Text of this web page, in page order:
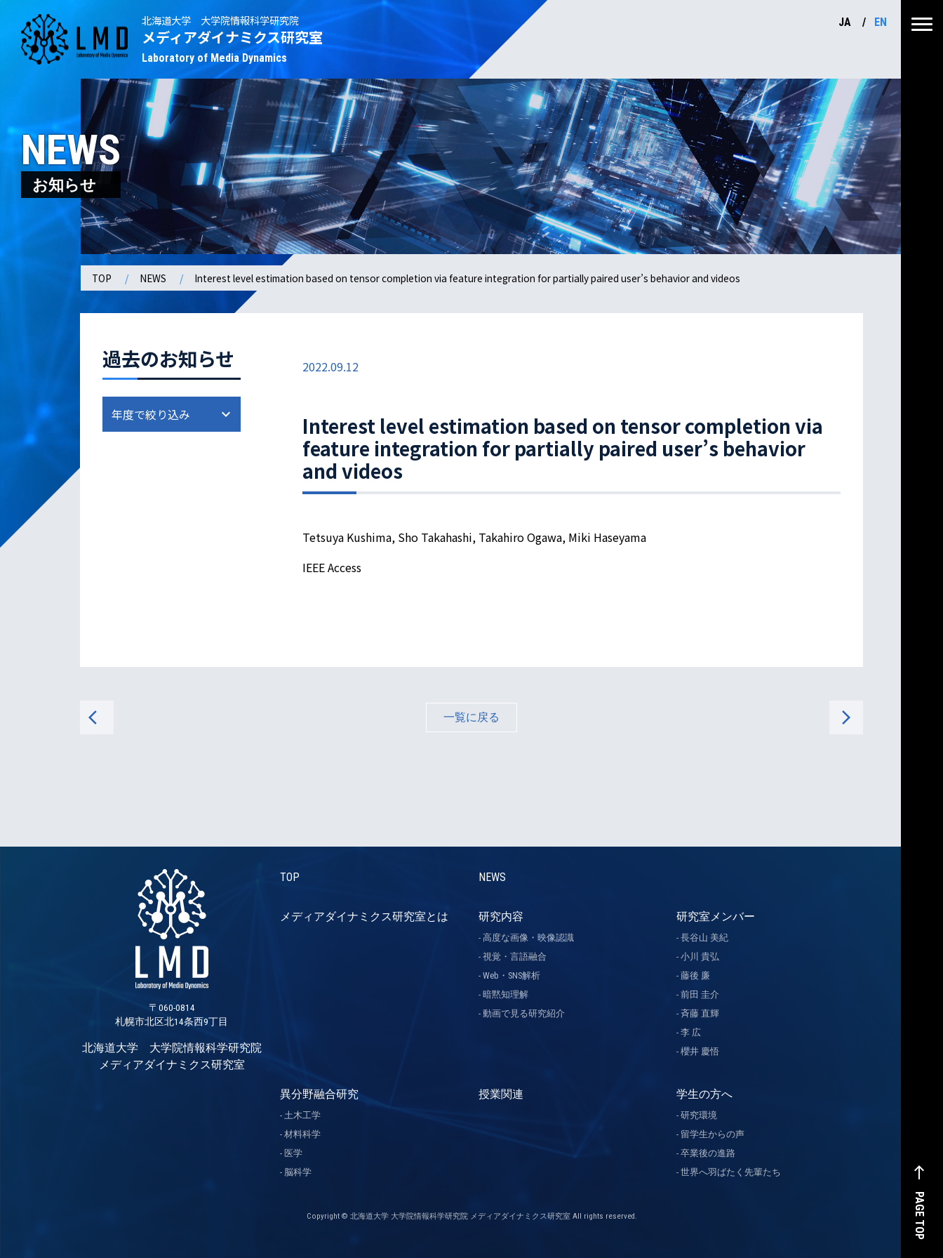
北海道大学 大学院情報科学研究院
メディアダイナミクス研究室
Laboratory of Media Dynamics
JA EN
west
PAGE TOP
NEWS
お知らせ
TOP NEWS Interest level estimation based on tensor completion via feature integration for partially paired user’s behavior and videos
過去のお知らせ 2022.09.12
Interest level estimation based on tensor completion via
feature integration for partially paired user’s behavior
and videos
Tetsuya Kushima, Sho Takahashi, Takahiro Ogawa, Miki Haseyama
IEEE Access
arrow_back_ios 一覧に戻る arrow_forward_ios
〒060-0814
札幌市北区北14条西9丁目
北海道大学 大学院情報科学研究院
メディアダイナミクス研究室
TOP NEWS
メディアダイナミクス研究室とは 研究内容
高度な画像・映像認識
視覚・言語融合
Web・SNS解析
暗黙知理解
動画で見る研究紹介
研究室メンバー
長谷山 美紀
小川 貴弘
藤後 廉
前田 圭介
斉藤 直輝
李 広
櫻井 慶悟
異分野融合研究
土木工学
材料科学
医学
脳科学
授業関連 学生の方へ
研究環境
留学生からの声
卒業後の進路
世界へ羽ばたく先輩たち
Copyright © 北海道大学 大学院情報科学研究院 メディアダイナミクス研究室 All rights reserved.